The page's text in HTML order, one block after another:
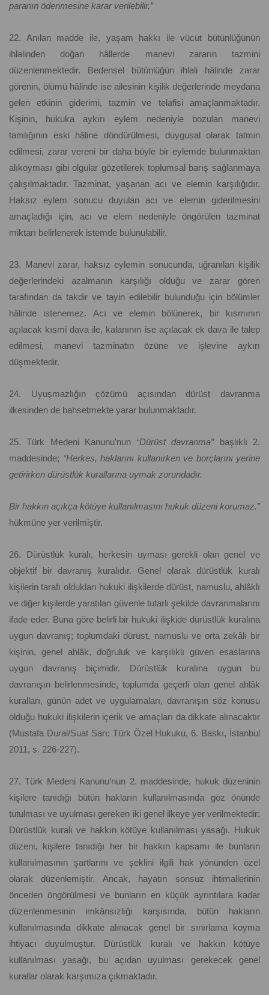
paranın ödenmesine karar verilebilir.”
22. Anılan madde ile, yaşam hakkı ile vücut bütünlüğünün
ihlalinden doğan hâllerde manevi zararın tazmini
düzenlenmektedir. Bedensel bütünlüğün ihlali hâlinde zarar
görenin, ölümü hâlinde ise ailesinin kişilik değerlerinde meydana
gelen etkinin giderimi, tazmin ve telafisi amaçlanmaktadır.
Kişinin, hukuka aykırı eylem nedeniyle bozulan manevi
tamlığının eski hâline döndürülmesi, duygusal olarak tatmin
edilmesi, zarar vereni bir daha böyle bir eylemde bulunmaktan
alıkoyması gibi olgular gözetilerek toplumsal barış sağlanmaya
çalışılmaktadır. Tazminat, yaşanan acı ve elemin karşılığıdır.
Haksız eylem sonucu duyulan acı ve elemin giderilmesini
amaçladığı için, acı ve elem nedeniyle öngörülen tazminat
miktarı belirlenerek istemde bulunulabilir.
23. Manevi zarar, haksız eylemin sonucunda, uğranılan kişilik
değerlerindeki azalmanın karşılığı olduğu ve zarar gören
tarafından da takdir ve tayin edilebilir bulunduğu için bölümler
hâlinde istenemez. Acı ve elemin bölünerek, bir kısmının
açılacak kısmi dava ile, kalanının ise açılacak ek dava ile talep
edilmesi, manevi tazminatın özüne ve işlevine aykırı
düşmektedir.
24. Uyuşmazlığın çözümü açısından dürüst davranma
ilkesinden de bahsetmekte yarar bulunmaktadır.
25. Türk Medeni Kanunu’nun “Dürüst davranma”başlıklı 2.
maddesinde; “Herkes, haklarını kullanırken ve borçlarını yerine
getirirken dürüstlük kurallarına uymak zorundadır.
Bir hakkın açıkça kötüye kullanılmasını hukuk düzeni korumaz.”
hükmüne yer verilmiştir.
26. Dürüstlük kuralı, herkesin uyması gerekli olan genel ve
objektif bir davranış kuralıdır. Genel olarak dürüstlük kuralı
kişilerin tarafı oldukları hukuki ilişkilerde dürüst, namuslu, ahlâklı
ve diğer kişilerde yaratılan güvenle tutarlı şekilde davranmalarını
ifade eder. Buna göre belirli bir hukuki ilişkide dürüstlük kuralına
uygun davranış; toplumdaki dürüst, namuslu ve orta zekâlı bir
kişinin, genel ahlâk, doğruluk ve karşılıklı güven esaslarına
uygun davranış biçimidir. Dürüstlük kuralına uygun bu
davranışın belirlenmesinde, toplumda geçerli olan genel ahlâk
kuralları, günün adet ve uygulamaları, davranışın söz konusu
olduğu hukuki ilişkilerin içerik ve amaçları da dikkate alınacaktır
(Mustafa Dural/Suat Sarı: Türk Özel Hukuku, 6. Baskı, İstanbul
2011, s. 226-227).
27. Türk Medeni Kanunu’nun 2. maddesinde, hukuk düzeninin
kişilere tanıdığı bütün hakların kullanılmasında göz önünde
tutulması ve uyulması gereken iki genel ilkeye yer verilmektedir:
Dürüstlük kuralı ve hakkın kötüye kullanılması yasağı. Hukuk
düzeni, kişilere tanıdığı her bir hakkın kapsamı ile bunların
kullanılmasının şartlarını ve şeklini ilgili hak yönünden özel
olarak düzenlemiştir. Ancak, hayatın sonsuz ihtimallerinin
önceden öngörülmesi ve bunların en küçük ayrıntılara kadar
düzenlenmesinin imkânsızlığı karşısında, bütün hakların
kullanılmasında dikkate alınacak genel bir sınırlama koyma
ihtiyacı duyulmuştur. Dürüstlük kuralı ve hakkın kötüye
kullanılması yasağı, bu açıdan uyulması gerekecek genel
kurallar olarak karşımıza çıkmaktadır.